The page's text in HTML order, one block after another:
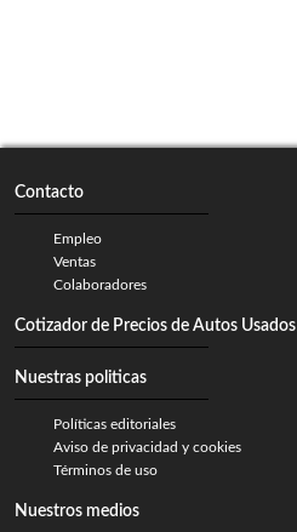
Contacto
Empleo
Ventas
Colaboradores
Cotizador de Precios de Autos Usados
Nuestras politicas
Políticas editoriales
Aviso de privacidad y cookies
Términos de uso
Nuestros medios